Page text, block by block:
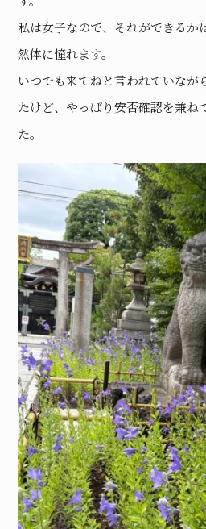
私は女子なので、それができるか
然体に憧れます。
いつでも来てねと言われていなが
たけど、やっぱり安否確認を兼ね
た。